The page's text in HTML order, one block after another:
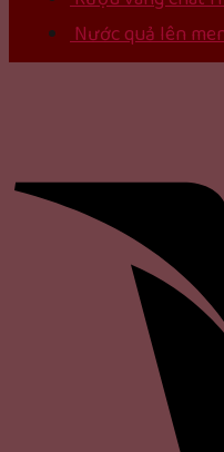
Nước quả lên